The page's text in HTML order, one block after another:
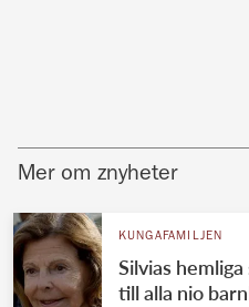
Mer om znyheter
KUNGAFAMILJEN
Silvias
till alla nio